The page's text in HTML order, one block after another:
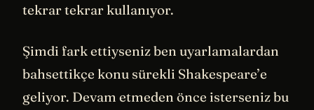
tekrar tekrar kullanıyor.
Şimdi fark ettiyseniz ben uyarlamalardan
bahsettikçe konu sürekli Shakespeare’e
geliyor. Devam etmeden önce isterseniz bu